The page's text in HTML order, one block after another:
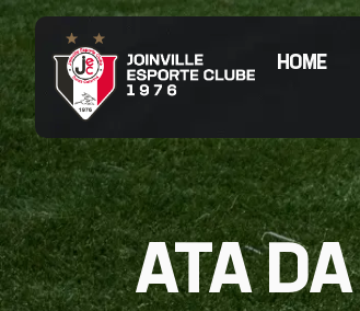
HOME
ATA